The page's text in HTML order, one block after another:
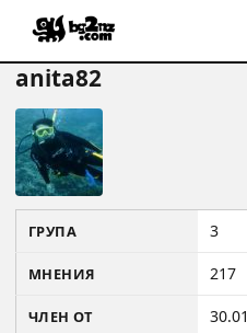
anita82
ГРУПА 3
МНЕНИЯ 217
ЧЛЕН ОТ